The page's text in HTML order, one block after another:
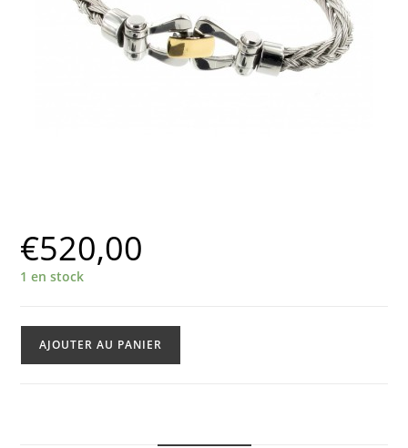
€520,00
1 en stock
AJOUTER AU PANIER